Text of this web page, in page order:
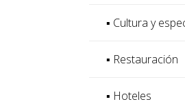
▪ Cultura y
▪ Restauración
▪ Hoteles